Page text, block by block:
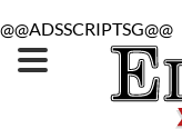
@@ADSSCRIPTSG@@